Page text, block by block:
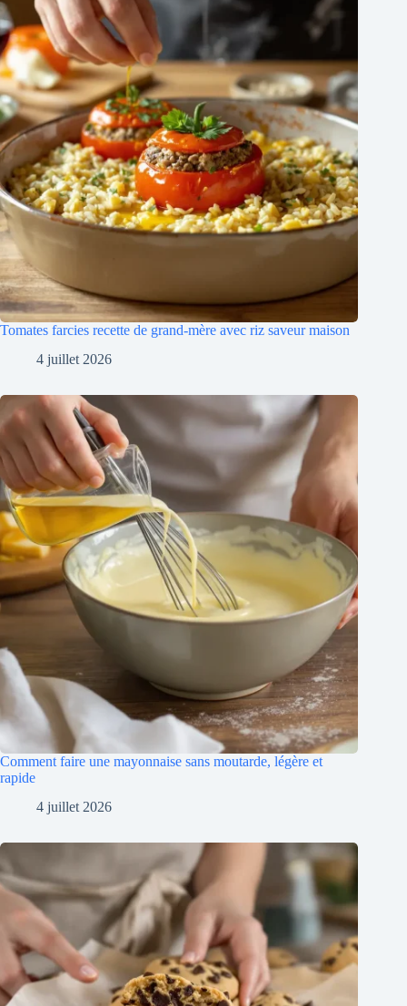
Tomates farcies recette de grand-mère avec riz saveur maison
4 juillet 2026
Comment faire une mayonnaise sans moutarde, légère et
rapide
4 juillet 2026